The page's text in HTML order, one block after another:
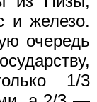
и железо.
очередь
1/3